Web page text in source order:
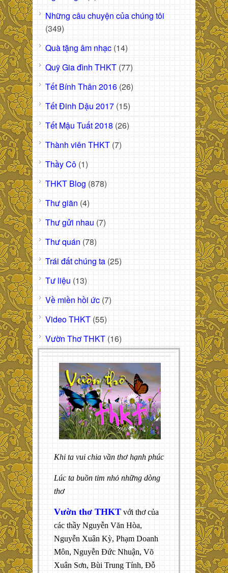
Những câu chuyện của chúng tôi
(349)
Quà tặng âm nhạc (14)
Quỹ Gia đình THKT (77)
Tết Bính Thân 2016 (26)
Tết Đinh Dậu 2017 (15)
Tết Mậu Tuất 2018 (26)
Thành viên THKT (7)
Thầy Cô (1)
THKT Blog (878)
Thư giãn (4)
Thư gửi nhau (7)
Thư quán (78)
Trái đất chúng ta (25)
Tư liệu (13)
Về miền hồi ức (7)
Video THKT (55)
Vườn Thơ THKT (16)
Khi ta vui chia vần thơ hạnh phúc
Lúc ta buồn tim nhỏ những dòng
thơ
Vườn thơ THKT với thơ của
các thầy Nguyễn Văn Hòa,
Nguyễn Xuân Kỳ, Phạm Doanh
Môn, Nguyễn Đức Nhuận, Võ
Xuân Sơn, Bùi Trung Tính, Đỗ